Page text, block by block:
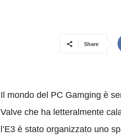
Share
Il mondo del PC Gamging è
Valve che ha letteralmente
l’E3 è stato organizzato uno